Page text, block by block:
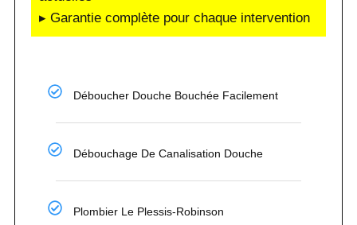
▸ Garantie complète pour chaque intervention
Déboucher Douche Bouchée Facilement
Débouchage De Canalisation Douche
Plombier Le Plessis-Robinson